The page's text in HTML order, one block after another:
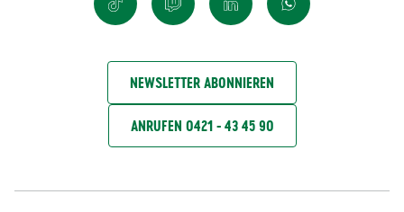
NEWSLETTER ABONNIEREN
ANRUFEN 0421 - 43 45 90